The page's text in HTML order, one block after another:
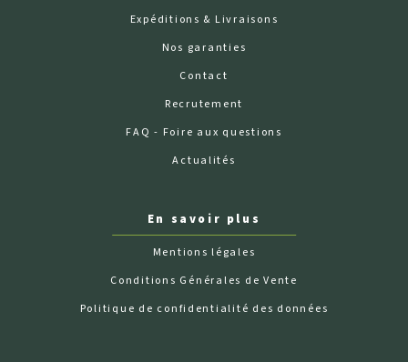
Expéditions & Livraisons
Nos garanties
Contact
Recrutement
FAQ - Foire aux questions
Actualités
En savoir plus
Mentions légales
Conditions Générales de Vente
Politique de confidentialité des données